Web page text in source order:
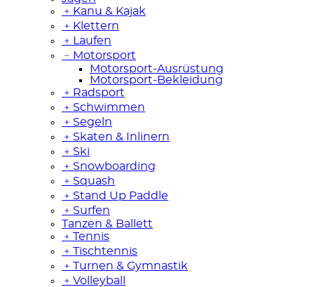
﹢ Kanu & Kajak
﹢ Klettern
﹢
Laufen
﹣ Motorsport
Motorsport-Ausrüstung
Motorsport-Bekleidung
﹢ Radsport
﹢ Schwimmen
﹢ Segeln
﹢ Skaten & Inlinern
﹢ Ski
﹢ Snowboarding
﹢ Squash
﹢ Stand Up Paddle
﹢ Surfen
Tanzen & Ballett
﹢ Tennis
﹢ Tischtennis
﹢ Turnen & Gymnastik
﹢ Volleyball